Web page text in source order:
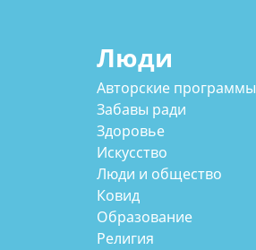
Люди
Авторские программы
Забавы ради
Здоровье
Искусство
Люди и общество
Ковид
Образование
Религия